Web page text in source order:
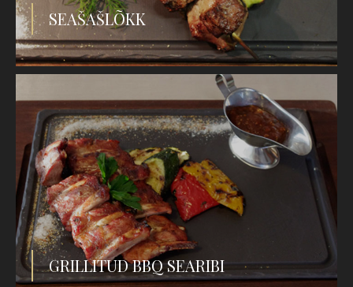
SEAŠAŠLÕKK
GRILLITUD BBQ SEARIBI